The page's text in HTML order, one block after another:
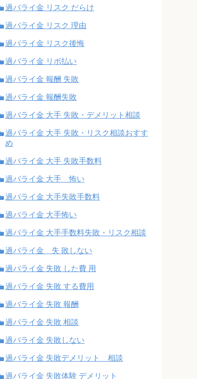
過バライ金 リスク だらけ
過バライ金 リスク 理由
過バライ金 リスク後悔
過バライ金 リボ払い
過バライ金 報酬 失敗
過バライ金 報酬失敗
過バライ金 大手 失敗・デメリット相談
過バライ金 大手 失敗・リスク相談おすす
め
過バライ金 大手 失敗手数料
過バライ金 大手 怖い
過バライ金 大手失敗手数料
過バライ金 大手怖い
過バライ金 大手手数料失敗・リスク相談
過バライ金 失 敗しない
過バライ金 失敗 した費 用
過バライ金 失敗 する費用
過バライ金 失敗 報酬
過バライ金 失敗 相談
過バライ金 失敗しない
過バライ金 失敗デメリット 相談
過バライ金 失敗体験 デメリット